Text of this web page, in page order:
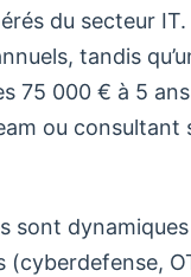
du secteur
tandis
75 000 € à 5
ou
sont